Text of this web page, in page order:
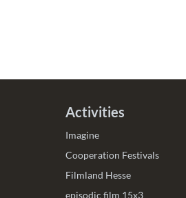
Activities
Imagine
Cooperation Festivals
Filmland Hesse
episodic film 15x3